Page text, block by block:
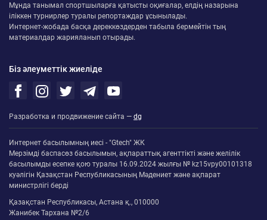
Мұнда танымал спортшыларға қатысты оқиғалар, елдің назарына
іліккен турнирлер туралы репортаждар ұсынылады.
Интернет-жобада басқа дереккөздерден табыла бермейтін тың
материалдар жарияланып отырады.
Біз әлеуметтік жиеліде
Разработка и продвижение сайта — dg
Интернет басылымның иесі - "Gtech" ЖК
Мерзімді баспасөз басылымын, ақпараттық агенттікті және желілік
басылымды есепке қою туралы 16.09.2024 жылғы № kz15vpy00101318
куәлігін Қазақстан Республикасының Мәдениет және ақпарат
министрлігі берді
Қазақстан Республикасы, Астана қ., 010000
Жанибек Тархана №2/6